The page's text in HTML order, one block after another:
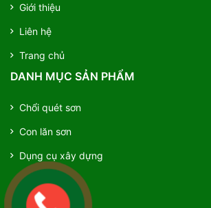
Giới thiệu
Liên hệ
Trang chủ
DANH MỤC SẢN PHẨM
Chổi quét sơn
Con lăn sơn
Dụng cụ xây dựng